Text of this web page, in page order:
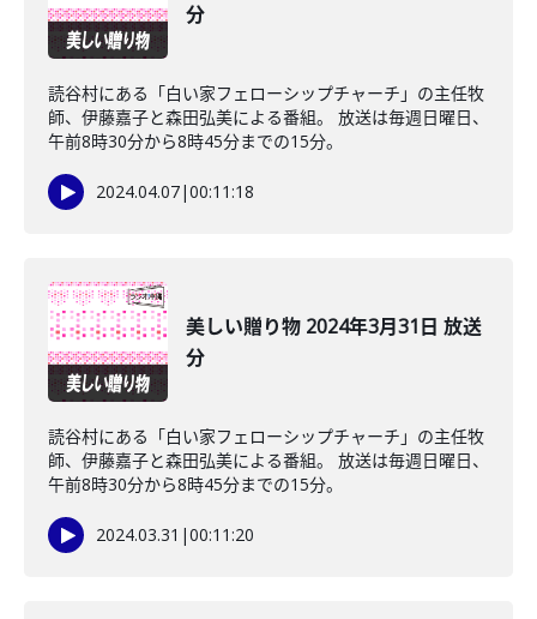
分
読谷村にある「白い家フェローシップチャーチ」の主任牧
師、伊藤嘉子と森田弘美による番組。 放送は毎週日曜日、
午前8時30分から8時45分までの15分。
2024.04.07|00:11:18
美しい贈り物 2024年3月31日 放送
分
読谷村にある「白い家フェローシップチャーチ」の主任牧
師、伊藤嘉子と森田弘美による番組。 放送は毎週日曜日、
午前8時30分から8時45分までの15分。
2024.03.31 |00:11:20